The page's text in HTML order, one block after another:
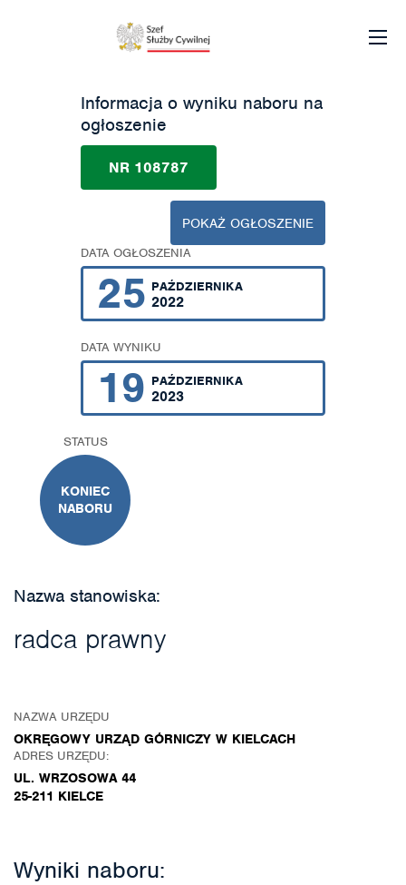
Informacja o wyniku naboru na
ogłoszenie
NR 108787
POKAŻ OGŁOSZENIE
DATA OGŁOSZENIA
25 PAŹDZIERNIKA
2022
DATA WYNIKU
19 PAŹDZIERNIKA
2023
STATUS
KONIEC
NABORU
Nazwa stanowiska:
radca prawny
NAZWA URZĘDU
OKRĘGOWY URZĄD GÓRNICZY W KIELCACH
ADRES URZĘDU:
UL. WRZOSOWA 44
25-211 KIELCE
Wyniki naboru: